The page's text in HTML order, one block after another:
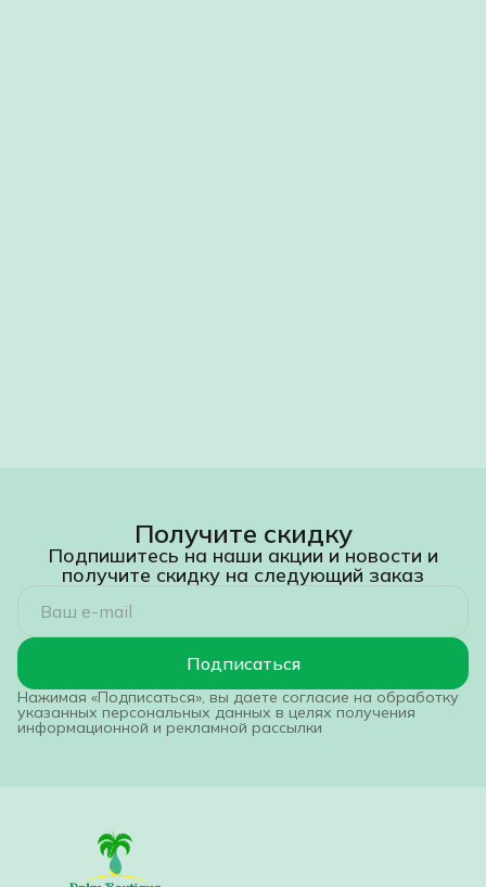
Получите скидку
Подпишитесь на наши акции и новости и
получите скидку на следующий заказ
Подписаться
Нажимая «Подписаться», вы даете согласие на обработку
указанных персональных данных в целях получения
информационной и рекламной рассылки